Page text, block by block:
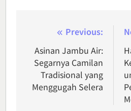
navigation
Previous:
Asinan Jambu Air:
Segarnya Camilan
Tradisional yang
Menggugah Selera